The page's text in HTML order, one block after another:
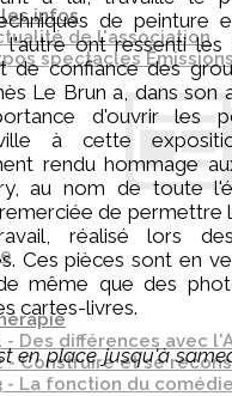
infos
de l'association
spectacles
- Des différences avec
- Construire et se
- La fonction du
de peinture
l'autre ont ressenti les
de confiance des
Le Brun a, dans son
d'ouvrir les
à cette
rendu hommage
au nom de toute
de permettre
réalisé lors
Ces pièces sont en
même que des
cartes-livres.
en place jusqu'à